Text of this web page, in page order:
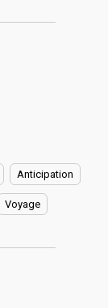
Anticipation
Voyage